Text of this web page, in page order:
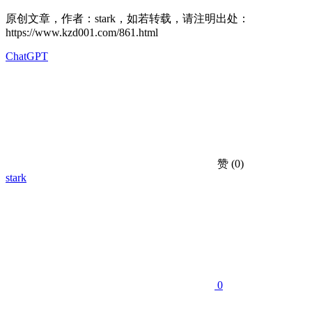
原创文章，作者：stark，如若转载，请注明出处：
https://www.kzd001.com/861.html
ChatGPT
赞 (0)
stark
0